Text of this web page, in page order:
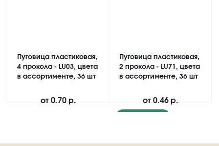
Пуговица пластиковая,
4 прокола - LU03, цвета
в ассортименте, 36 шт
от 0.70 р.
Пуговица пластиковая,
2 прокола - LU71, цвета
в ассортименте, 36 шт
от 0.46 р.